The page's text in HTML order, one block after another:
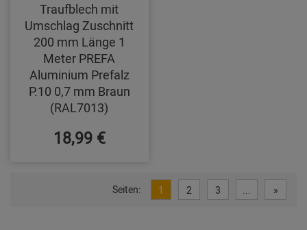
Traufblech mit
Umschlag Zuschnitt
200 mm Länge 1
Meter PREFA
Aluminium Prefalz
P.10 0,7 mm Braun
(RAL7013)
18,99 €
Seiten: 1 2 3 ... »